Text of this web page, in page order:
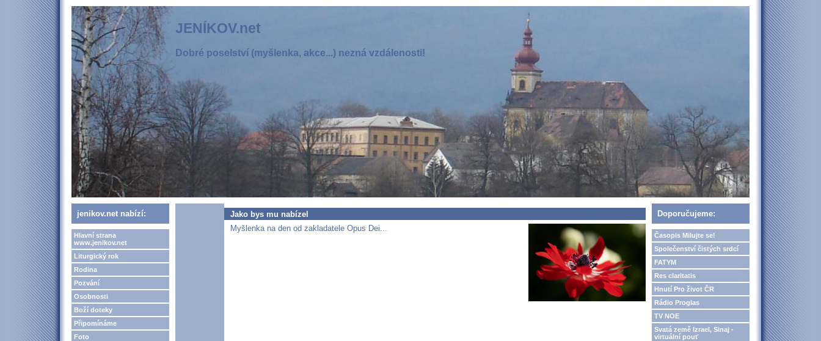
JENÍKOV.net
Dobré poselství (myšlenka, akce...) nezná vzdálenosti!
jenikov.net nabízí:
Hlavní strana
www.jenikov.net
Liturgický rok
Rodina
Pozvání
Osobnosti
Boží doteky
Připomínáme
Foto
Jako bys mu nabízel
Myšlenka na den od zakladatele Opus Dei...
Doporučujeme:
Časopis Milujte se!
Společenství čistých srdcí
FATYM
Res claritatis
Hnutí Pro život ČR
Rádio Proglas
TV NOE
Svatá země Izrael, Sinaj -
virtuální pouť